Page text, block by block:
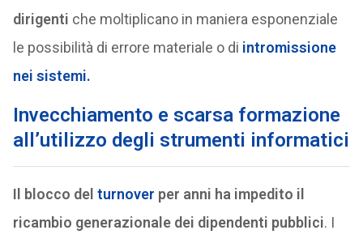
dirigenti che moltiplicano in maniera esponenziale
le possibilità di errore materiale o di intromissione
nei sistemi.
Invecchiamento e scarsa formazione
all’utilizzo degli strumenti informatici
Il blocco del turnover per anni ha impedito il
ricambio generazionale dei dipendenti pubblici. I